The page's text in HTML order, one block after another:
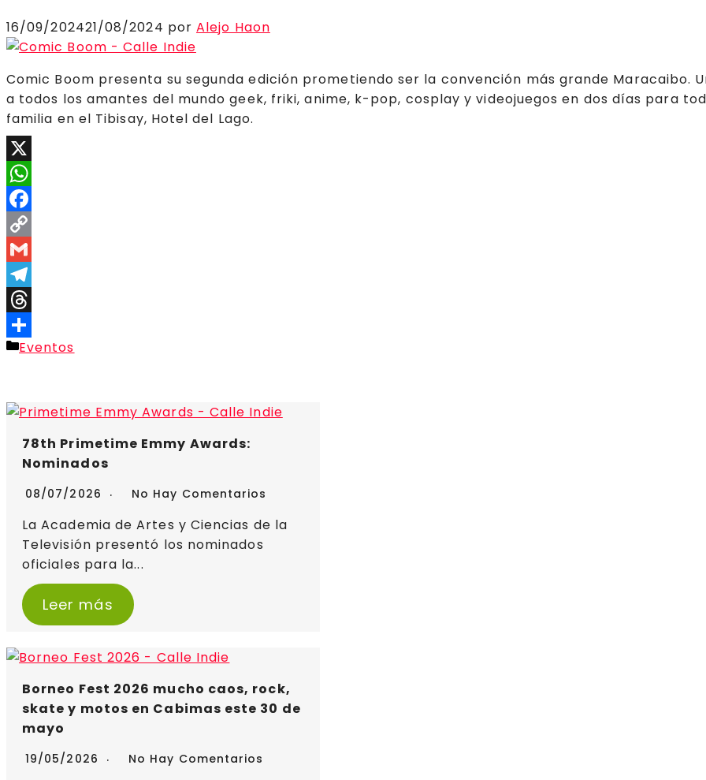
16/09/202421/08/2024 porAlejo Haon
Comic Boom presenta su segunda edición prometiendo ser la convención más grande Maracaibo.
a todos los amantes del mundo geek, friki, anime, k-pop, cosplay y videojuegos en dos días para
familia en el Tibisay, Hotel del Lago.
X
WhatsApp
Facebook
Copy
Link
Gmail
Telegram
Threads
Compartir
Categorías
Eventos
78th Primetime Emmy Awards:
Nominados
08/07/2026 No Hay Comentarios
La Academia de Artes y Ciencias de la
Televisión presentó los nominados
oficiales para la...
Leer más
Borneo Fest 2026 mucho caos, rock,
skate y motos en Cabimas este 30 de
mayo
19/05/2026 No Hay Comentarios